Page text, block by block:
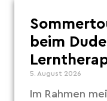
beim
5. August 2026
Im Rahmen